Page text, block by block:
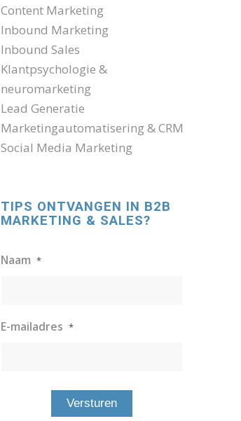
Content Marketing
Inbound Marketing
Inbound Sales
Klantpsychologie &
neuromarketing
Lead Generatie
Marketingautomatisering & CRM
Social Media Marketing
TIPS ONTVANGEN IN B2B
MARKETING & SALES?
Naam *
E-mailadres *